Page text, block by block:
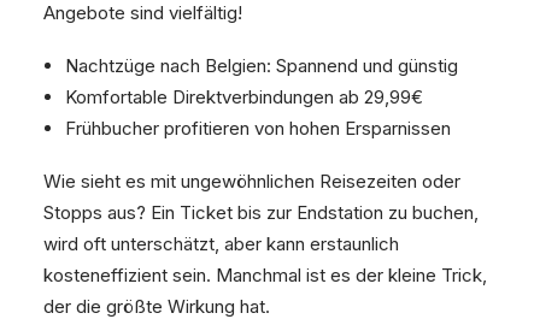
Angebote sind vielfältig!
Nachtzüge nach Belgien: Spannend und günstig
Komfortable Direktverbindungen ab 29,99€
Frühbucher profitieren von hohen Ersparnissen
Wie sieht es mit ungewöhnlichen Reisezeiten oder
Stopps aus? Ein Ticket bis zur Endstation zu buchen,
wird oft unterschätzt, aber kann erstaunlich
kosteneffizient sein. Manchmal ist es der kleine Trick,
der die größte Wirkung hat.